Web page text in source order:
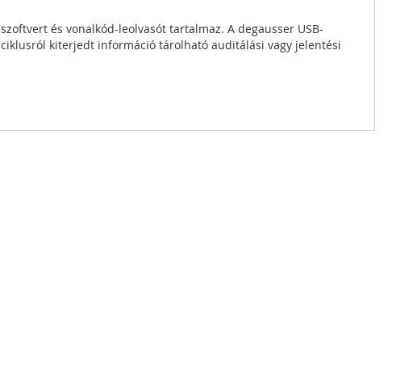
és vonalkód-leolvasót tartalmaz. A degausser USB-
kiterjedt információ tárolható auditálási vagy jelentési